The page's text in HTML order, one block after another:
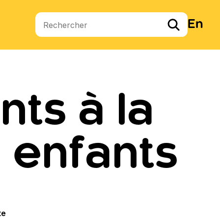
Termes de recherche En
à la
enfants